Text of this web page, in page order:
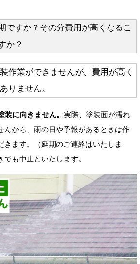
ですか？その分費用が高くなるこ
か？
作業ができませんが、費用が高く
りません。
装に向きません。 実際、塗装面が濡れ
んから、雨の日や予報があるときは作
きます。（延期のご連絡はいたしま
も中止といたします。